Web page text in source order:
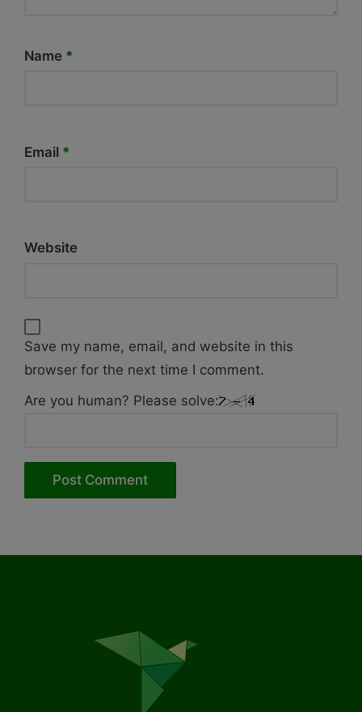
Name *
Email *
Website
Save my name, email, and website in this
browser for the next time I comment.
Are you human? Please solve: